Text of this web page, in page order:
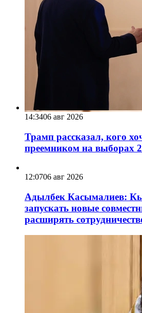
14:3406 авг 2026
Трамп рассказал, кого
преемником на выборах
12:0706 авг 2026
Адылбек Касымалиев:
запускать новые
расширять